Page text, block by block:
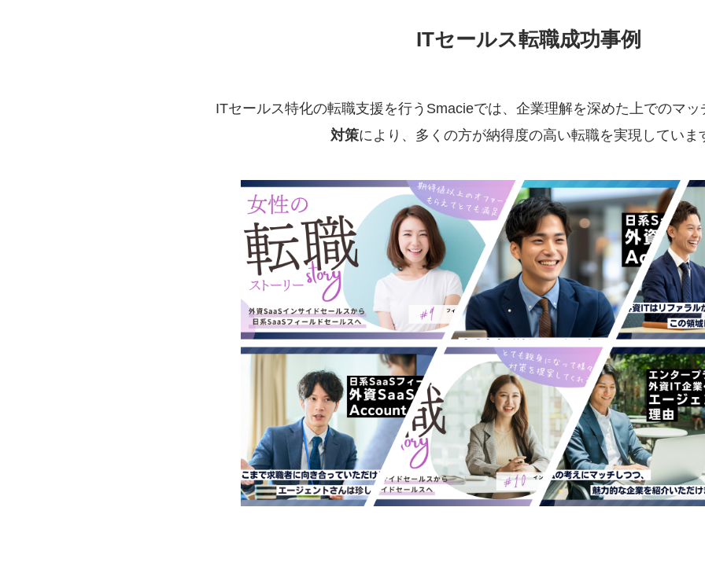
ITセールス転職成功事例
ITセールス特化の転職支援を行うSmacieでは、企業理解を深めた上でのマッ
対策により、多くの方が納得度の高い転職を実現していま